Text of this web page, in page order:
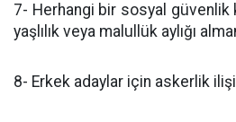
7- Herhangi bir sosyal
yaşlılık veya malullük aylığı
8- Erkek adaylar için askerlik